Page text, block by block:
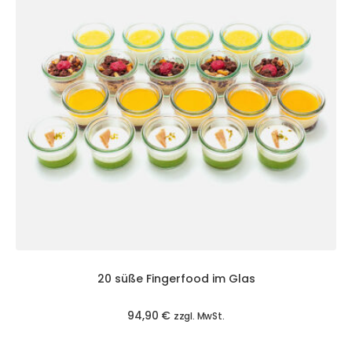
20 süße Fingerfood im Glas
94,90 € zzgl. MwSt.